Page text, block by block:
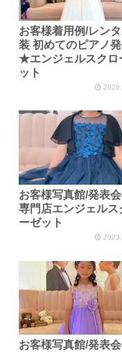
お客様着用例/レン
装 初めてのピアノ
★エンジェルスクロ
ット
お客様写真館/発表
専門店エンジェルス
ーゼット
お客様写真館/発表